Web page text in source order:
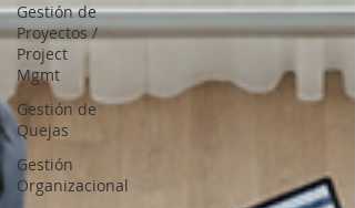
Gestión de
Proyectos /
Project
Mgmt
Gestión de
Quejas
Gestión
Organizacional